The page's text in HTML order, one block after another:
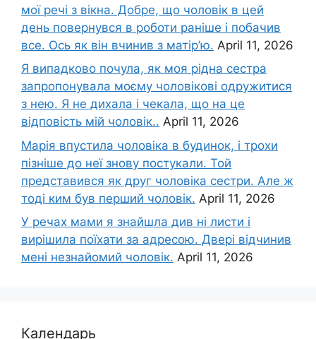
мої речі з вікна. Добре, що чоловік в цей
день повернувся в роботи раніше і побачив
все. Ось як він вчинив з матір’ю. April 11, 2026
Я випадково почула, як моя рідна сестра
запропонувала моєму чоловікові одружитися
з нею. Я не дихала і чекала, що на це
відповість мій чоловік.. April 11, 2026
Марія впустила чоловіка в будинок, і трохи
пізніше до неї знову постукали. Той
представився як друг чоловіка сестри. Але ж
тоді ким був перший чоловік. April 11, 2026
У речах мами я знайшла див ні листи і
вирішила поїхати за адресою. Двері відчинив
мені незнайомий чоловік. April 11, 2026
Календарь